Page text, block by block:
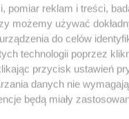
musisz
ewolucję
reklam i treści,
możemy używać
do celów
technologii poprzez
przycisk ustawień
danych nie
będą miały